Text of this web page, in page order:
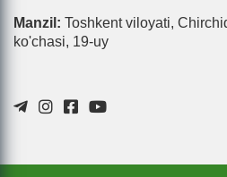
Manzil: Toshkent viloyati,
ko'chasi, 19-uy